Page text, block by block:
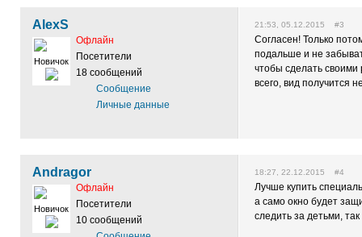
AlexS
Новичок
Офлайн
Посетители
18 сообщений
Сообщение
Личные данные
21:53, 05.12.2015 #3
Согласен! Только
подальше и не
чтобы сделать своими
всего, вид получится
Andragor
Новичок
Офлайн
Посетители
10 сообщений
18:27, 22.12.2015 #4
Лучше купить
а само окно будет
следить за детьми,